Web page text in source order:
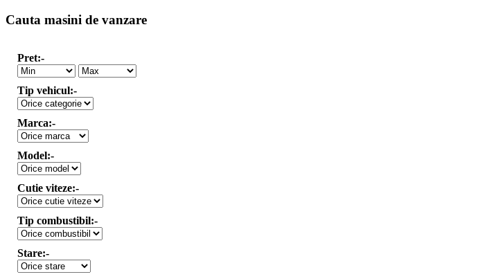
Cauta masini de vanzare
Pret:-
Tip vehicul:-
Marca:-
Model:-
Cutie viteze:-
Tip combustibil:-
Stare:-